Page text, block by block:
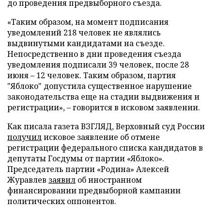
до проведения предвыборного съезда.
«Таким образом, на момент подписания
уведомлений 218 человек не являлись
выдвинутыми кандидатами на съезде.
Непосредственно в дни проведения съезда
уведомления подписали 39 человек, после 28
июня – 12 человек. Таким образом, партия
"Яблоко" допустила существенное нарушение
законодательства еще на стадии выдвижения и
регистрации», – говорится в исковом заявлении.
Как писала газета ВЗГЛЯД, Верховный суд России
получилисковое заявление об отмене
регистрации федерального списка кандидатов в
депутаты Госдумы от партии «Яблоко».
Председатель партии «Родина» Алексей
Журавлев заявил об иностранном
финансировании предвыборной кампании
политических оппонентов.